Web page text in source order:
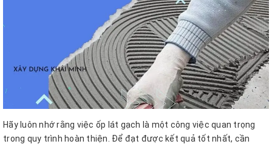
Hãy luôn nhớ rằng việc ốp lát gạch là một công việc quan trọng
trong quy trình hoàn thiện. Để đạt được kết quả tốt nhất, cần